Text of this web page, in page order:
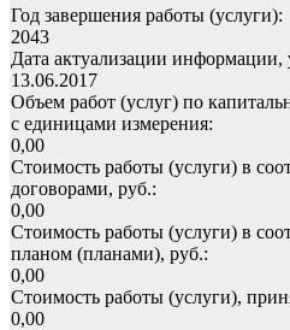
Год завершения работы (услуги):
2043
Дата актуализации информации,
13.06.2017
Объем работ (услуг) по
с единицами измерения:
0,00
Стоимость работы (услуги) в
договорами, руб.:
0,00
Стоимость работы (услуги) в
планом (планами), руб.:
0,00
Стоимость работы (услуги),
0,00